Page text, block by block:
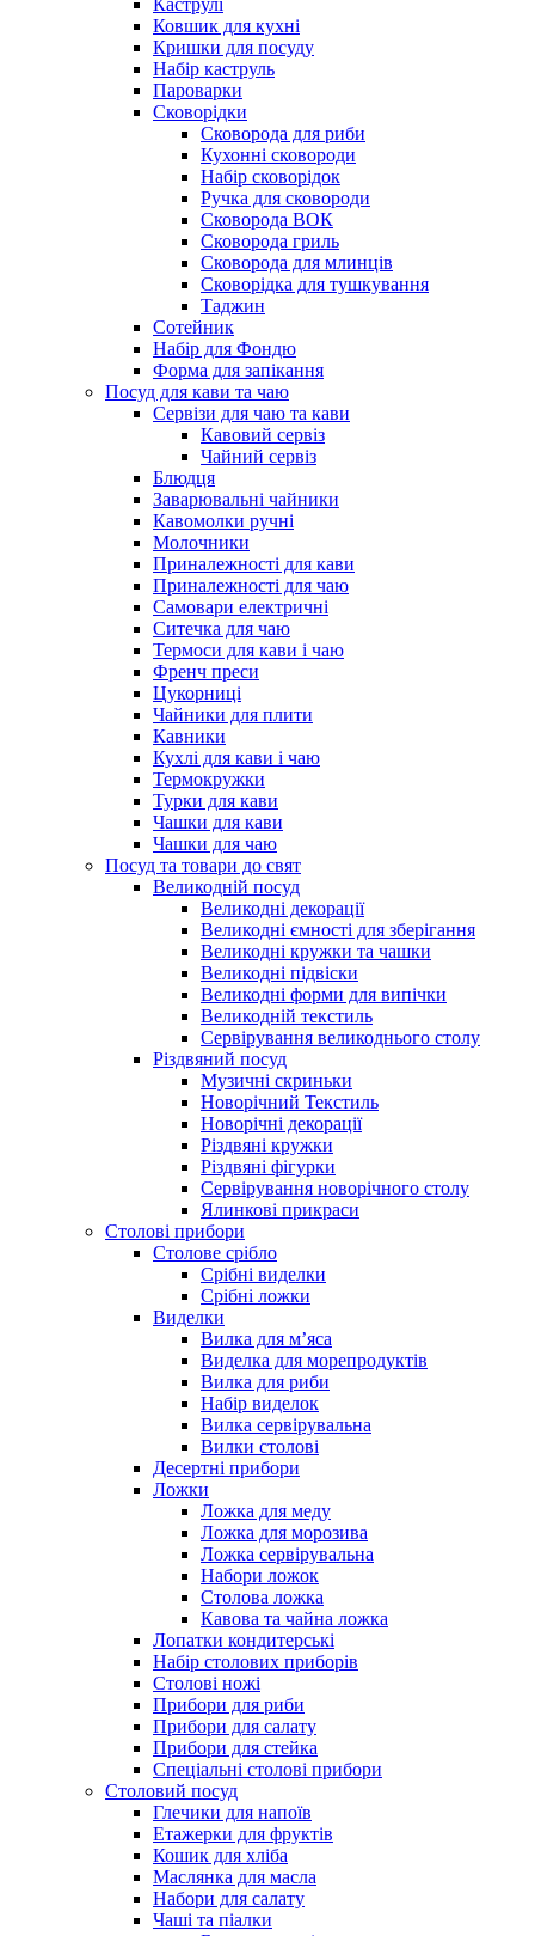
Каструлі
Ковшик для кухні
Кришки для посуду
Набір каструль
Пароварки
Сковорідки
Сковорода для риби
Кухонні сковороди
Набір сковорідок
Ручка для сковороди
Сковорода ВОК
Сковорода гриль
Сковорода для млинців
Сковорідка для тушкування
Таджин
Сотейник
Набір для Фондю
Форма для запікання
Посуд для кави та чаю
Сервізи для чаю та кави
Кавовий сервіз
Чайний сервіз
Блюдця
Заварювальні чайники
Кавомолки ручні
Молочники
Приналежності для кави
Приналежності для чаю
Самовари електричні
Ситечка для чаю
Термоси для кави і чаю
Френч преси
Цукорниці
Чайники для плити
Кавники
Кухлі для кави і чаю
Термокружки
Турки для кави
Чашки для кави
Чашки для чаю
Посуд та товари до свят
Великодній посуд
Великодні декорації
Великодні ємності для зберігання
Великодні кружки та чашки
Великодні підвіски
Великодні форми для випічки
Великодній текстиль
Сервірування великоднього столу
Різдвяний посуд
Музичні скриньки
Новорічний Текстиль
Новорічні декорації
Різдвяні кружки
Різдвяні фігурки
Сервірування новорічного столу
Ялинкові прикраси
Столові прибори
Столове срібло
Срібні виделки
Срібні ложки
Виделки
Вилка для м’яса
Виделка для морепродуктів
Вилка для риби
Набір виделок
Вилка сервірувальна
Вилки столові
Десертні прибори
Ложки
Ложка для меду
Ложка для морозива
Ложка сервірувальна
Набори ложок
Столова ложка
Кавова та чайна ложка
Лопатки кондитерські
Набір столових приборів
Столові ножі
Прибори для риби
Прибори для салату
Прибори для стейка
Спеціальні столові прибори
Столовий посуд
Глечики для напоїв
Етажерки для фруктів
Кошик для хліба
Маслянка для масла
Набори для салату
Чаші та піалки